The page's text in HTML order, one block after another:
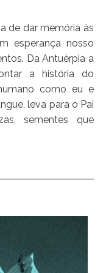
de dar memória às
esperança nosso
Da Antuérpia a
a história do
como eu e
leva para o Pai
sementes que